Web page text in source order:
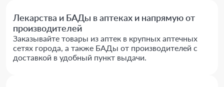
Лекарства и БАДы в аптеках и напрямую от
производителей
Заказывайте товары из аптек в крупных аптечных
сетях города, а также БАДы от производителей с
доставкой в удобный пункт выдачи.